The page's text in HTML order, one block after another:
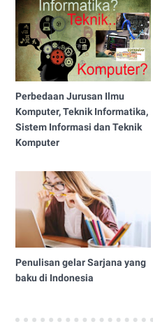
Perbedaan Jurusan Ilmu
Komputer, Teknik Informatika,
Sistem Informasi dan Teknik
Komputer
Penulisan gelar Sarjana yang
baku di Indonesia